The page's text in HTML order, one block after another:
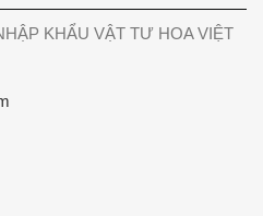
KHẨU VẬT TƯ HOA VIỆT